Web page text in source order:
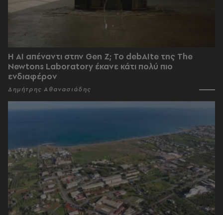
Η AI απέναντι στην Gen Z; Το debAIte της The
Newtons Laboratory έκανε κάτι πολύ πιο
ενδιαφέρον
Δημήτρης Αθανασιάδης